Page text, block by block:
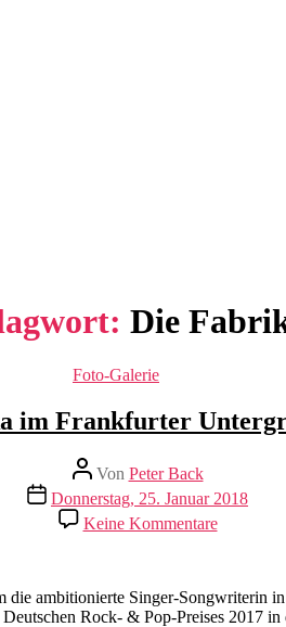
Die
Kategorien
Foto-Galerie
im Frankfurter
Beitragsautor
Von Peter Back
Veröffentlichungsdatum
Donnerstag, 25. Januar 2018
Keine Kommentarezu
Ann
ambitionierte Singer-Songwriterin
Rock- & Pop-Preises 2017